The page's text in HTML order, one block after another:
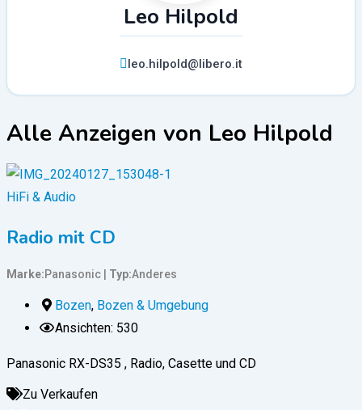
Leo Hilpold
leo.hilpold@libero.it
Alle Anzeigen von Leo Hilpold
HiFi & Audio
Radio mit CD
Marke Panasonic Typ Anderes
Bozen, Bozen & Umgebung
Ansichten: 530
Panasonic RX-DS35 , Radio, Casette und CD
Zu Verkaufen